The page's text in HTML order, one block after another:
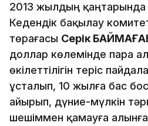
2013 жылдың қаңтарында
Кедендік бақылау
төрағасы Серік
доллар көлемінде пара
өкілеттілігін теріс
ұсталып, 10 жылға бас
айырып, дүние-мүлкін
шешіммен қамауға